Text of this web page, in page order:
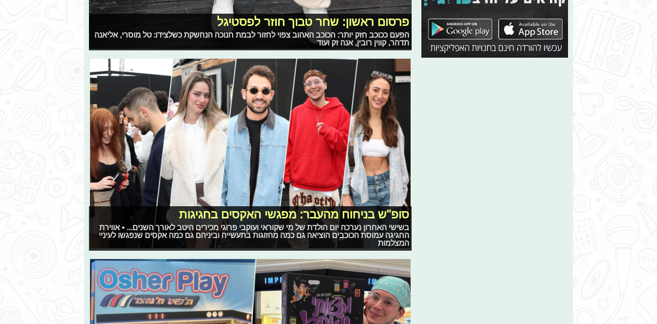
פרסום ראשון: שחר טבוך חוזר לפסטיגל
הפעם ככוכב חזק יותר: הכוכב האהוב צפוי לחזור לבמת חנוכה הנחשקת כשלצידו: טל מוסרי, אליאנה
תדהר, קווין רובין, אנה זק ועוד
סופ"ש בניחוח מהעבר: מפגשי האקסים בחגיגות
בשישי האחרון נערכה יום הולדת של מי שקוראי ועוקבי פרוגי מכירים היטב לאורך השנים... • אווירת
החגיגה עמוסת הכוכבים הוציאה גם כמה מהזוגות בתעשייה וביניהם גם כמה אקסים שנפגשו לעיניי
המצלמות